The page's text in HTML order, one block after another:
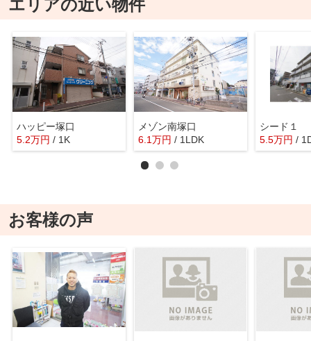
エリアの近い物件
ハッピー塚口
5.2万円 / 1K
メゾン南塚口
6.1万円 / 1LDK
シード１
5.5万円 /
お客様の声